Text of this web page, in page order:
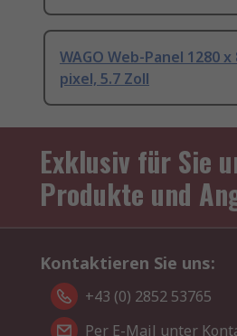
WAGO Web-Panel 1280 x
pixel, 5.7 Zoll
Exklusiv für Sie
Produkte und
Kontaktieren Sie uns:
+43 (0) 2852 53765
Per E-Mail unter